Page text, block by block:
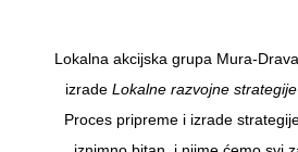
Lokalna akcijska grupa Mura-
izrade Lokalne razvojne
Proces pripreme i izrade